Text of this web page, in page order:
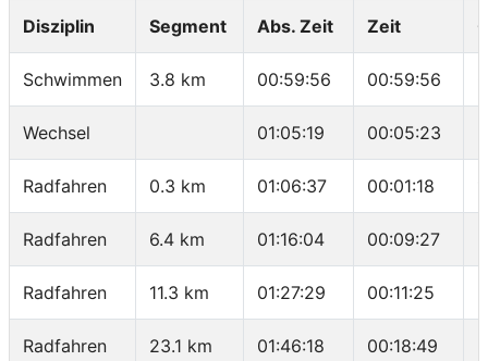
Disziplin Segment Abs. Zeit Zeit
Schwimmen 3.8 km 00:59:56 00:59:56
Wechsel 01:05:19 00:05:23
Radfahren 0.3 km 01:06:37 00:01:18
Radfahren 6.4 km 01:16:04 00:09:27
Radfahren 11.3 km 01:27:29 00:11:25
Radfahren 23.1 km 01:46:18 00:18:49